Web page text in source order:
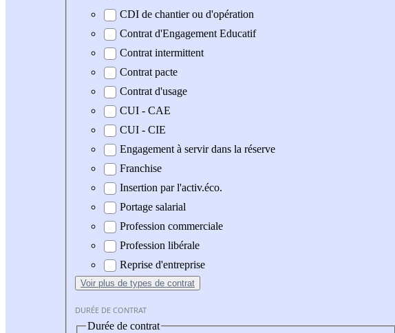
CDI de chantier ou d'opération
Contrat d'Engagement Educatif
Contrat intermittent
Contrat pacte
Contrat d'usage
CUI - CAE
CUI - CIE
Engagement à servir dans la réserve
Franchise
Insertion par l'activ.éco.
Portage salarial
Profession commerciale
Profession libérale
Reprise d'entreprise
Voir plus de types de contrat
DURÉE DE CONTRAT
Durée de contrat